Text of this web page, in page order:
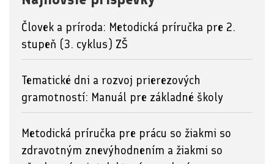
Človek a príroda: Metodická príručka pre 2.
stupeň (3. cyklus) ZŠ
Tematické dni a rozvoj prierezových
gramotností: Manuál pre základné školy
Metodická príručka pre prácu so žiakmi so
zdravotným znevýhodnením a žiakmi so